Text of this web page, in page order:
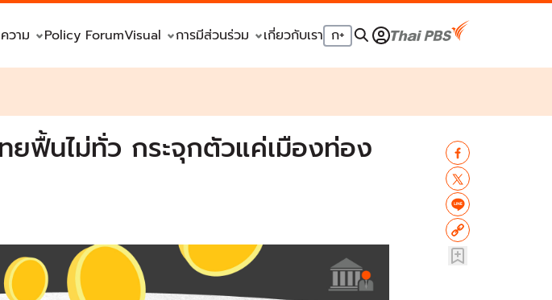
วาม Policy ForumVisual การมีส่วนร่วม เกี่ยวกับเรา ก+
ยฟื้นไม่ทั่ว กระจุกตัวแค่เมืองท่อง